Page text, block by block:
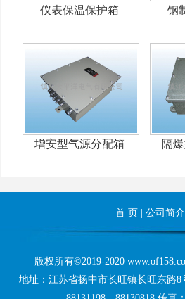
仪表保温保护箱 钢
增安型气源分配箱 隔
首 页 公司简介
版权所有©2019-2020
地址：江苏省扬中市长旺镇长旺东路8